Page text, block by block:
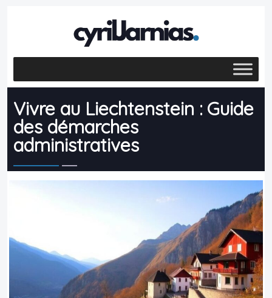
Vivre au Liechtenstein : Guide
des démarches
administratives